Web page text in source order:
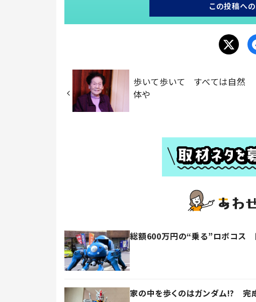
この投稿へ
歩いて歩いて すべては自然
体や
総額600万円の“乗る”ロボコス
家の中を歩くのはガンダム!? 完